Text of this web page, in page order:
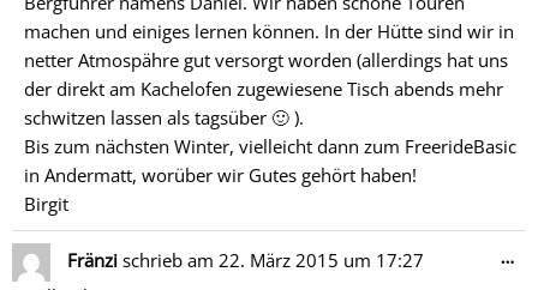
machen und einiges lernen können. In der Hütte sind wir in
netter Atmospähre gut versorgt worden (allerdings hat uns
der direkt am Kachelofen zugewiesene Tisch abends mehr
schwitzen lassen als tagsüber 🙂 ).
Bis zum nächsten Winter, vielleicht dann zum FreerideBasic
in Andermatt, worüber wir Gutes gehört haben!
Birgit
Fränzi schrieb am 22. März 2015 um 17:27
…